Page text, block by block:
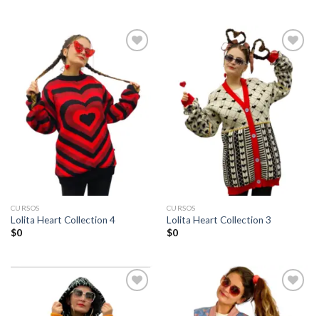
Añadir
a la
lista de
deseos
CURSOS
Lolita Heart Collection 4
$0
Añadir
a la
lista de
CURSOS
Lolita Heart Collection 3
$0